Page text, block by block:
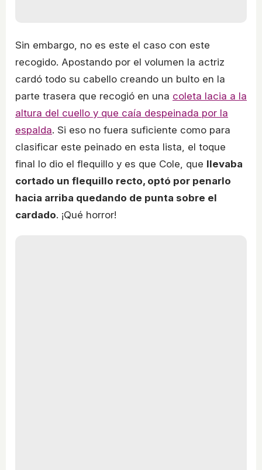
Sin embargo, no es este el caso con este
recogido. Apostando por el volumen la actriz
cardó todo su cabello creando un bulto en la
parte trasera que recogió en una coleta lacia a la
altura del cuello y que caía despeinada por la
espalda. Si eso no fuera suficiente como para
clasificar este peinado en esta lista, el toque
final lo dio el flequillo y es que Cole, que llevaba
cortado un flequillo recto, optó por penarlo
hacia arriba quedando de punta sobre el
cardado. ¡Qué horror!